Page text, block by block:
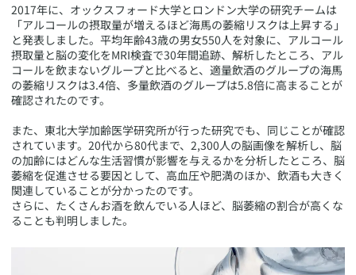
2017年に、オックスフォード大学とロンドン大学の研究チームは
「アルコールの摂取量が増えるほど海馬の萎縮リスクは上昇する」
と発表しました。平均年齢43歳の男女550人を対象に、アルコール
摂取量と脳の変化をMRI検査で30年間追跡、解析したところ、アル
コールを飲まないグループと比べると、適量飲酒のグループの海馬
の萎縮リスクは3.4倍、多量飲酒のグループは5.8倍に高まることが
確認されたのです。
また、東北大学加齢医学研究所が行った研究でも、同じことが確認
されています。20代から80代まで、2,300人の脳画像を解析し、脳
の加齢にはどんな生活習慣が影響を与えるかを分析したところ、脳
萎縮を促進させる要因として、高血圧や肥満のほか、飲酒も大きく
関連していることが分かったのです。
さらに、たくさんお酒を飲んでいる人ほど、脳萎縮の割合が高くな
ることも判明しました。